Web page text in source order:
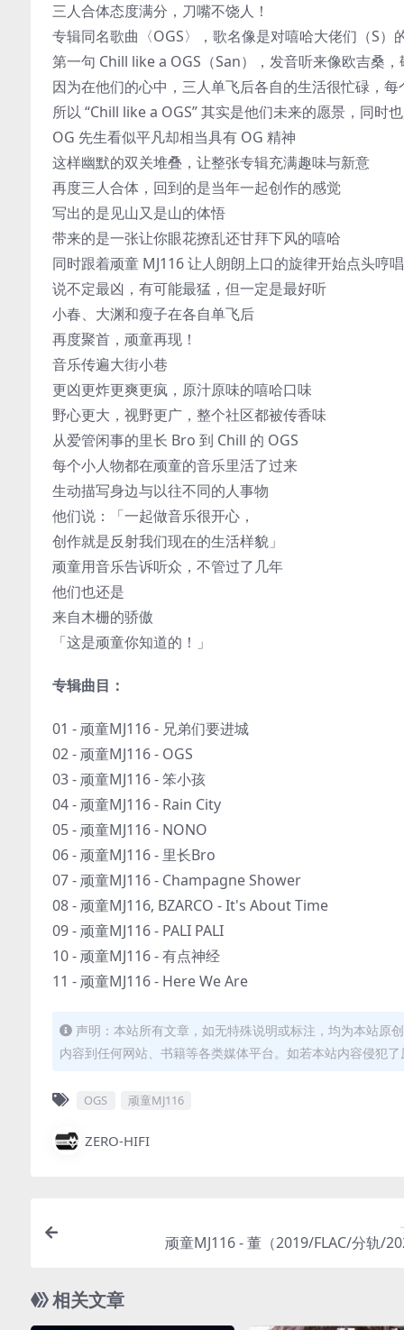
三人合体态度满分，刀嘴不饶人！
专辑同名歌曲〈OGS〉，歌名像是对嘻哈大佬们（S）
第一句 Chill like a OGS（San），发音听来像欧吉桑
因为在他们的心中，三人单飞后各自的生活很忙碌，
所以 “Chill like a OGS” 其实是他们未来的愿景，同时
OG 先生看似平凡却相当具有 OG 精神
这样幽默的双关堆叠，让整张专辑充满趣味与新意
再度三人合体，回到的是当年一起创作的感觉
写出的是见山又是山的体悟
带来的是一张让你眼花撩乱还甘拜下风的嘻哈
同时跟着顽童 MJ116 让人朗朗上口的旋律开始点头哼唱
说不定最凶，有可能最猛，但一定是最好听
小春、大渊和瘦子在各自单飞后
再度聚首，顽童再现！
音乐传遍大街小巷
更凶更炸更爽更疯，原汁原味的嘻哈口味
野心更大，视野更广，整个社区都被传香味
从爱管闲事的里长 Bro 到 Chill 的 OGS
每个小人物都在顽童的音乐里活了过来
生动描写身边与以往不同的人事物
他们说：「一起做音乐很开心，
创作就是反射我们现在的生活样貌」
顽童用音乐告诉听众，不管过了几年
他们也还是
来自木栅的骄傲
「这是顽童你知道的！」
专辑曲目：
01 - 顽童MJ116 - 兄弟们要进城
02 - 顽童MJ116 - OGS
03 - 顽童MJ116 - 笨小孩
04 - 顽童MJ116 - Rain City
05 - 顽童MJ116 - NONO
06 - 顽童MJ116 - 里长Bro
07 - 顽童MJ116 - Champagne Shower
08 - 顽童MJ116, BZARCO - It's About Time
09 - 顽童MJ116 - PALI PALI
10 - 顽童MJ116 - 有点神经
11 - 顽童MJ116 - Here We Are
声明：本站所有文章，如无特殊说明或标注，均为本站原
内容到任何网站、书籍等各类媒体平台。如若本站内容侵犯
OGS 顽童MJ116
ZERO-HIFI
顽童MJ116 - 董（2019/FLAC/分轨/
相关文章